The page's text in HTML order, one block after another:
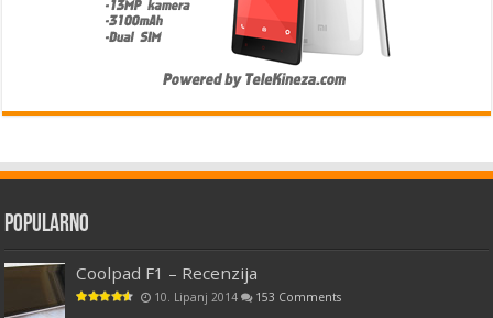
Popularno
Coolpad F1 – Recenzija
10. Lipanj 2014 153 Comments